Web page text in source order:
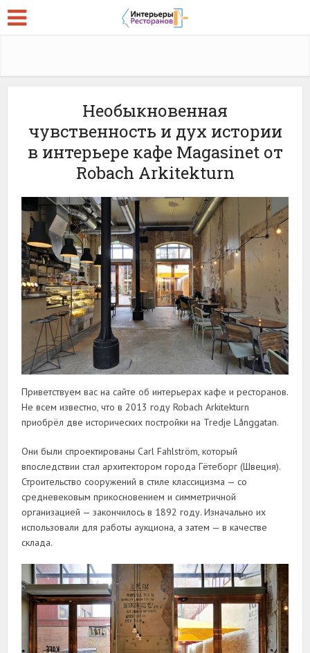
Необыкновенная
чувственность и дух истории
в интерьере кафе Magasinet от
Robach Arkitekturn
Приветствуем вас на сайте об интерьерах кафе и ресторанов.
Не всем известно, что в 2013 году Robach Arkitekturn
приобрёл две исторических постройки на Tredje Långgatan.
Они были спроектированы Carl Fahlström, который
впоследствии стал архитектором города Гётеборг (Швеция).
Строительство сооружений в стиле классицизма — со
средневековым прикосновением и симметричной
организацией — закончилось в 1892 году. Изначально их
использовали для работы аукциона, а затем — в качестве
склада.